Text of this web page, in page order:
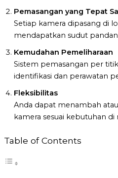
Pemasangan yang Tepat
Setiap kamera dipasang di
mendapatkan sudut
Kemudahan Pemeliharaan
Sistem pemasangan per
identifikasi dan perawatan
Fleksibilitas
Anda dapat menambah
kamera sesuai kebutuhan di
Table of Contents